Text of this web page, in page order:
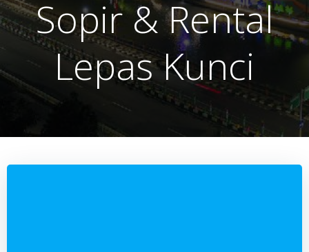
Sopir & Rental
Lepas Kunci